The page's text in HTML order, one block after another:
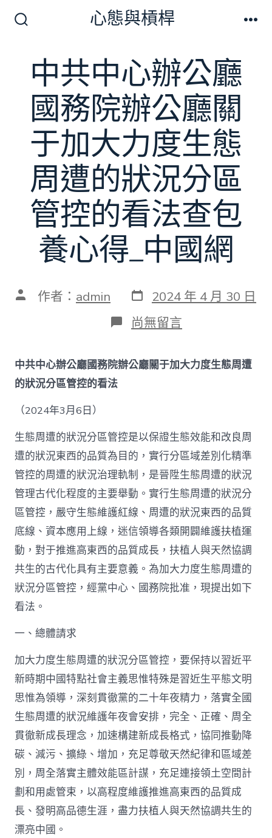
開
關
心態與槓桿
中共中心辦公廳
國務院辦公廳關
于加大力度生態
周遭的狀況分區
管控的看法查包
養心得_中國網
文 作者： admin 發
表
日
期
2024 年 4 月 30 日
在
〈中
中
心
務
院
辦
公
廳
關
于
加
大
力
度
生
態
周
分
區
管
控
的
看
法
查
包
養
心
得
_
中
國
尚無留言
中共中心辦公廳國務院辦公廳關于加大力度生態周遭
的狀況分區管控的看法
（2024年3月6日）
生態周遭的狀況分區管控是以保證生態效能和改良周
遭的狀況東西的品質為目的，實行分區域差別化精準
管控的周遭的狀況治理軌制，是晉陞生態周遭的狀況
管理古代化程度的主要舉動。實行生態周遭的狀況分
區管控，嚴守生態維護紅線、周遭的狀況東西的品質
底線、資本應用上線，迷信領導各類開闢維護扶植運
動，對于推進高東西的品質成長，扶植人與天然協調
共生的古代化具有主要意義。為加大力度生態周遭的
狀況分區管控，經黨中心、國務院批准，現提出如下
看法。
一、總體請求
加大力度生態周遭的狀況分區管控，要保持以習近平
新時期中國特點社會主義思惟特殊是習近生平態文明
思惟為領導，深刻貫徹黨的二十年夜精力，落實全國
生態周遭的狀況維護年夜會安排，完全、正確、周全
貫徹新成長理念，加速構建新成長格式，協同推動降
碳、減污、擴綠、增加，充足尊敬天然紀律和區域差
別，周全落實主體效能區計謀，充足連接領土空間計
劃和用處管束，以高程度維護推進高東西的品質成
長、發明高品德生涯，盡力扶植人與天然協調共生的
漂亮中國。